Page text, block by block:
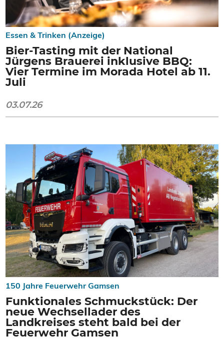
Essen & Trinken (Anzeige)
Bier-Tasting mit der National
Jürgens Brauerei inklusive BBQ:
Vier Termine im Morada Hotel ab 11.
Juli
03.07.26
150 Jahre Feuerwehr Gamsen
Funktionales Schmuckstück: Der
neue Wechsellader des
Landkreises steht bald bei der
Feuerwehr Gamsen